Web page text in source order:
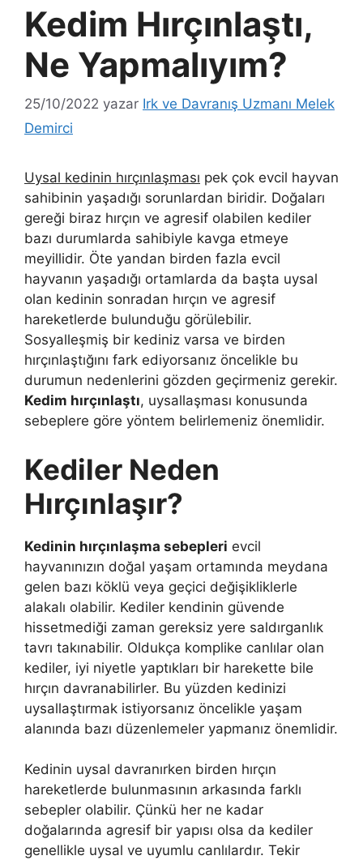
Kedim Hırçınlaştı,
Ne Yapmalıyım?
25/10/2022 yazar Irk ve Davranış Uzmanı Melek
Demirci
Uysal kedinin hırçınlaşması pek çok evcil hayvan
sahibinin yaşadığı sorunlardan biridir. Doğaları
gereği biraz hırçın ve agresif olabilen kediler
bazı durumlarda sahibiyle kavga etmeye
meyillidir. Öte yandan birden fazla evcil
hayvanın yaşadığı ortamlarda da başta uysal
olan kedinin sonradan hırçın ve agresif
hareketlerde bulunduğu görülebilir.
Sosyalleşmiş bir kediniz varsa ve birden
hırçınlaştığını fark ediyorsanız öncelikle bu
durumun nedenlerini gözden geçirmeniz gerekir.
Kedim hırçınlaştı, uysallaşması konusunda
sebeplere göre yöntem belirlemeniz önemlidir.
Kediler Neden
Hırçınlaşır?
Kedinin hırçınlaşma sebepleri evcil
hayvanınızın doğal yaşam ortamında meydana
gelen bazı köklü veya geçici değişikliklerle
alakalı olabilir. Kediler kendinin güvende
hissetmediği zaman gereksiz yere saldırganlık
tavrı takınabilir. Oldukça komplike canlılar olan
kediler, iyi niyetle yaptıkları bir harekette bile
hırçın davranabilirler. Bu yüzden kedinizi
uysallaştırmak istiyorsanız öncelikle yaşam
alanında bazı düzenlemeler yapmanız önemlidir.
Kedinin uysal davranırken birden hırçın
hareketlerde bulunmasının arkasında farklı
sebepler olabilir. Çünkü her ne kadar
doğalarında agresif bir yapısı olsa da kediler
genellikle uysal ve uyumlu canlılardır. Tekir